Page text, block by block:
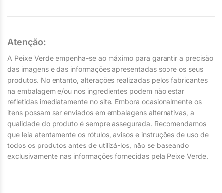
Atenção:
A Peixe Verde empenha-se ao máximo para garantir a precisão
das imagens e das informações apresentadas sobre os seus
produtos. No entanto, alterações realizadas pelos fabricantes
na embalagem e/ou nos ingredientes podem não estar
refletidas imediatamente no site. Embora ocasionalmente os
itens possam ser enviados em embalagens alternativas, a
qualidade do produto é sempre assegurada. Recomendamos
que leia atentamente os rótulos, avisos e instruções de uso de
todos os produtos antes de utilizá-los, não se baseando
exclusivamente nas informações fornecidas pela Peixe Verde.